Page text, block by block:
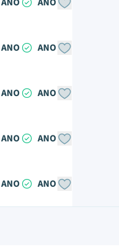
ANO ANO
ANO ANO
ANO ANO
ANO ANO